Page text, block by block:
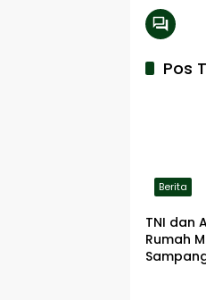
Pos
Berita
TNI dan
Rumah